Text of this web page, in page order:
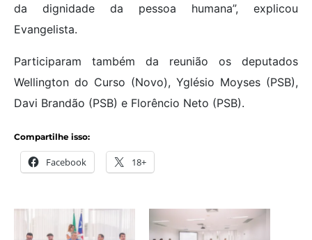
da dignidade da pessoa humana”, explicou
Evangelista.
Participaram também da reunião os deputados
Wellington do Curso (Novo), Yglésio Moyses (PSB),
Davi Brandão (PSB) e Florêncio Neto (PSB).
Compartilhe isso:
Facebook 18+